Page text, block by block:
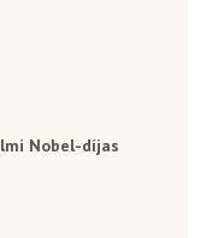
Nobel-díjas